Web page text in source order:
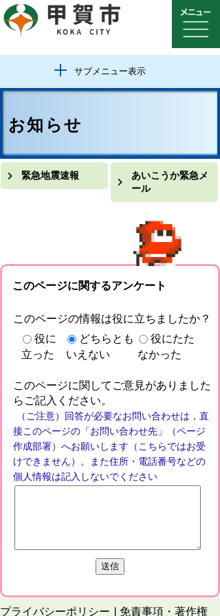
サブメニュー表示
お知らせ
緊急地震速報
あいこうか緊急メ
ール
このページに関するアンケート
このページの情報は役に立ちましたか？
役に
立った
どちらとも
いえない
役にたた
なかった
このページに関してご意見がありました
らご記入ください。
（ご注意）回答が必要なお問い合わせは，直
接このページの「お問い合わせ先」（ページ
作成部署）へお願いします（こちらではお受
けできません）。また住所・電話番号などの
個人情報は記入しないでください
プライバシーポリシー 免責事項・著作権